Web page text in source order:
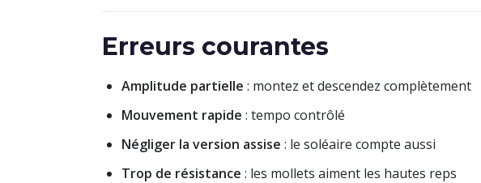
Erreurs courantes
Amplitude partielle : montez et descendez complètement
Mouvement rapide : tempo contrôlé
Négliger la version assise : le soléaire compte aussi
Trop de résistance : les mollets aiment les hautes reps